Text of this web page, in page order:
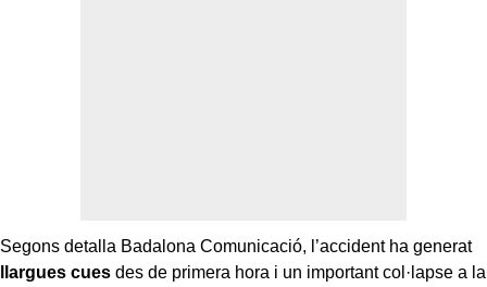
Segons detalla Badalona Comunicació, l’accident ha generat
llargues cues des de primera hora i un important col·lapse a la